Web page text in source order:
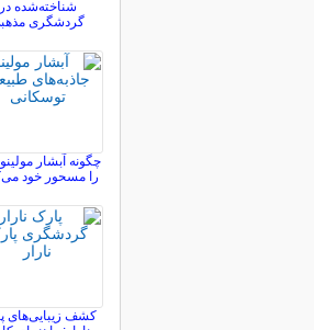
شناخته‌شده در
گردشگری
چگونه آبشار
را مسحور خود
کشف زیبایی‌های